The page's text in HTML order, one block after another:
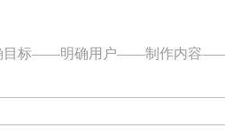
标——明确用户——制作内容